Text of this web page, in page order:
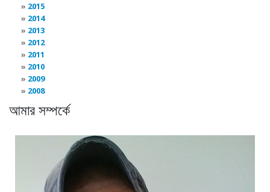
2015
2014
2013
2012
2011
2010
2009
2008
আমার সম্পর্কে